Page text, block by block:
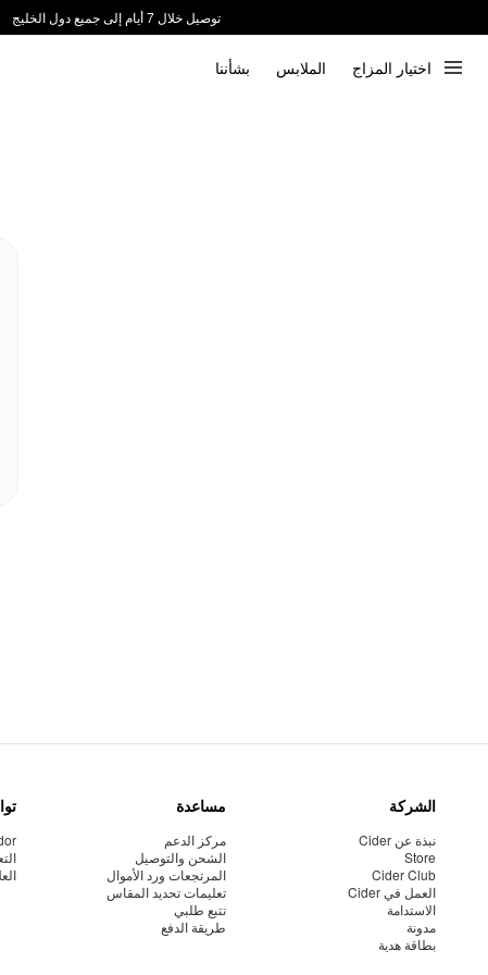
توصيل خلال 7 أيام إلى جميع دول الخليج
اختيار المزاج الملابس بشأننا
الشركة
نبذة عن Cider
Store
Cider Club
العمل في Cider
الاستدامة
مدونة
بطاقة هدية
مساعدة
مركز الدعم
الشحن والتوصيل
المرتجعات ورد الأموال
تعليمات تحديد المقاس
تتبع طلبي
طريقة الدفع